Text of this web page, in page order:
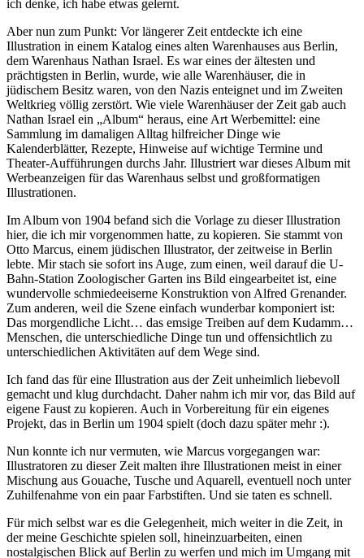
ich denke, ich habe etwas gelernt.
Aber nun zum Punkt: Vor längerer Zeit entdeckte ich eine
Illustration in einem Katalog eines alten Warenhauses aus Berlin,
dem Warenhaus Nathan Israel. Es war eines der ältesten und
prächtigsten in Berlin, wurde, wie alle Warenhäuser, die in
jüdischem Besitz waren, von den Nazis enteignet und im Zweiten
Weltkrieg völlig zerstört. Wie viele Warenhäuser der Zeit gab auch
Nathan Israel ein „Album“ heraus, eine Art Werbemittel: eine
Sammlung im damaligen Alltag hilfreicher Dinge wie
Kalenderblätter, Rezepte, Hinweise auf wichtige Termine und
Theater-Aufführungen durchs Jahr. Illustriert war dieses Album mit
Werbeanzeigen für das Warenhaus selbst und großformatigen
Illustrationen.
Im Album von 1904 befand sich die Vorlage zu dieser Illustration
hier, die ich mir vorgenommen hatte, zu kopieren. Sie stammt von
Otto Marcus, einem jüdischen Illustrator, der zeitweise in Berlin
lebte. Mir stach sie sofort ins Auge, zum einen, weil darauf die U-
Bahn-Station Zoologischer Garten ins Bild eingearbeitet ist, eine
wundervolle schmiedeeiserne Konstruktion von Alfred Grenander.
Zum anderen, weil die Szene einfach wunderbar komponiert ist:
Das morgendliche Licht… das emsige Treiben auf dem Kudamm…
Menschen, die unterschiedliche Dinge tun und offensichtlich zu
unterschiedlichen Aktivitäten auf dem Wege sind.
Ich fand das für eine Illustration aus der Zeit unheimlich liebevoll
gemacht und klug durchdacht. Daher nahm ich mir vor, das Bild auf
eigene Faust zu kopieren. Auch in Vorbereitung für ein eigenes
Projekt, das in Berlin um 1904 spielt (doch dazu später mehr :).
Nun konnte ich nur vermuten, wie Marcus vorgegangen war:
Illustratoren zu dieser Zeit malten ihre Illustrationen meist in einer
Mischung aus Gouache, Tusche und Aquarell, eventuell noch unter
Zuhilfenahme von ein paar Farbstiften. Und sie taten es schnell.
Für mich selbst war es die Gelegenheit, mich weiter in die Zeit, in
der meine Geschichte spielen soll, hineinzuarbeiten, einen
nostalgischen Blick auf Berlin zu werfen und mich im Umgang mit